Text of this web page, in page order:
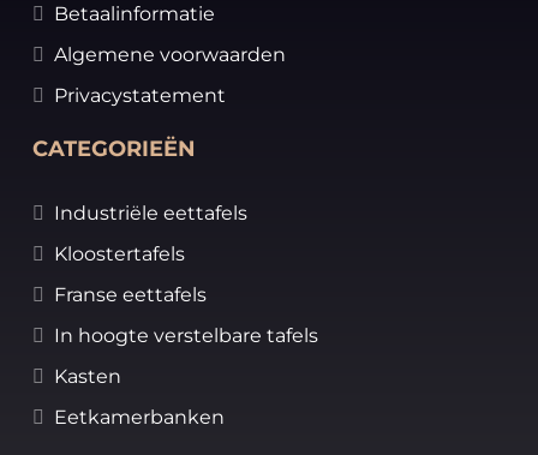
Betaalinformatie
Algemene voorwaarden
Privacystatement
CATEGORIEËN
Industriële eettafels
Kloostertafels
Franse eettafels
In hoogte verstelbare tafels
Kasten
Eetkamerbanken